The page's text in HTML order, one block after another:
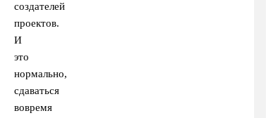
создателей
проектов.
И
это
нормально,
сдаваться
вовремя